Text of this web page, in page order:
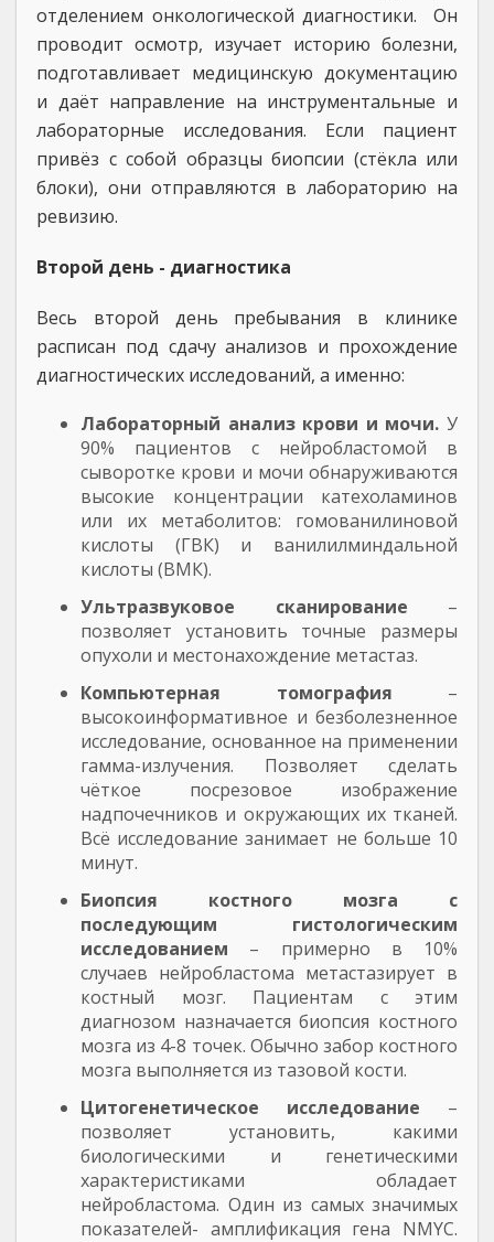
отделением онкологической диагностики. Он
проводит осмотр, изучает историю болезни,
подготавливает медицинскую документацию
и даёт направление на инструментальные и
лабораторные исследования. Если пациент
привёз с собой образцы биопсии (стёкла или
блоки), они отправляются в лабораторию на
ревизию.
Второй день - диагностика
Весь второй день пребывания в клинике
расписан под сдачу анализов и прохождение
диагностических исследований, а именно:
Лабораторный анализ крови и мочи. У
90% пациентов с нейробластомой в
сыворотке крови и мочи обнаруживаются
высокие концентрации катехоламинов
или их метаболитов: гомованилиновой
кислоты (ГВК) и ванилилминдальной
кислоты (ВМК).
Ультразвуковое сканирование –
позволяет установить точные размеры
опухоли и местонахождение метастаз.
Компьютерная томография –
высокоинформативное и безболезненное
исследование, основанное на применении
гамма-излучения. Позволяет сделать
чёткое посрезовое изображение
надпочечников и окружающих их тканей.
Всё исследование занимает не больше 10
минут.
Биопсия костного мозга с
последующим гистологическим
исследованием – примерно в 10%
случаев нейробластома метастазирует в
костный мозг. Пациентам с этим
диагнозом назначается биопсия костного
мозга из 4-8 точек. Обычно забор костного
мозга выполняется из тазовой кости.
Цитогенетическое исследование –
позволяет установить, какими
биологическими и генетическими
характеристиками обладает
нейробластома. Один из самых значимых
показателей- амплификация гена NMYC.